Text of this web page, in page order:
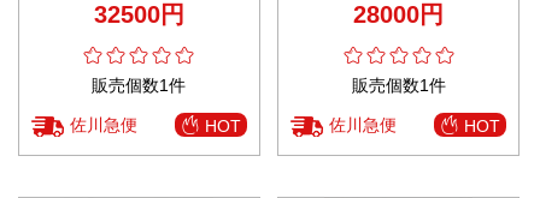
32500円
販売個数1件
佐川急便 HOT
形 ブラウン28000円
販売個数1件
佐川急便 HOT